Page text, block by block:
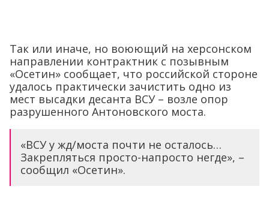
Так или иначе, но воюющий на херсонском
направлении контрактник с позывным
«Осетин» сообщает, что российской стороне
удалось практически зачистить одно из
мест высадки десанта ВСУ – возле опор
разрушенного Антоновского моста.
«ВCУ у жд/моста почти не осталось…
Закрепляться просто-напросто негде», –
сообщил «Осетин».